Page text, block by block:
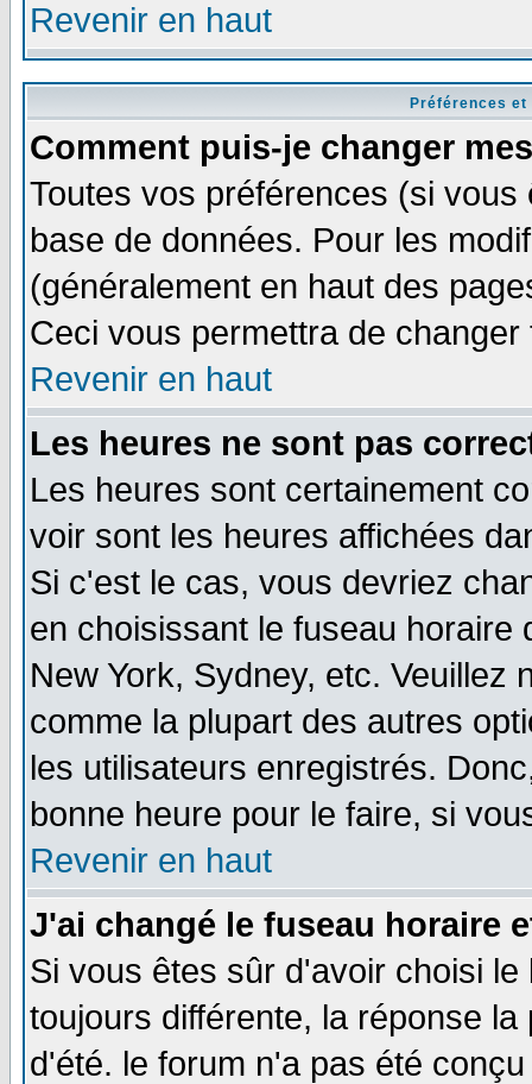
Revenir en haut
Préférences
Comment puis-je changer
Toutes vos préférences (si
base de données. Pour les
(généralement en haut des
Ceci vous permettra de
Revenir en haut
Les heures ne sont pas
Les heures sont certainement
voir sont les heures affichées
Si c'est le cas, vous devriez
en choisissant le fuseau
New York, Sydney, etc. Veuillez
comme la plupart des autres
les utilisateurs enregistrés.
bonne heure pour le faire, si
Revenir en haut
J'ai changé le fuseau horaire
Si vous êtes sûr d'avoir choisi
toujours différente, la réponse
d'été. le forum n'a pas été